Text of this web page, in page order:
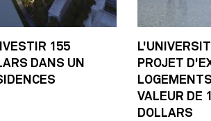
155
DANS UN
PROJET
VALEUR DE
DOLLARS